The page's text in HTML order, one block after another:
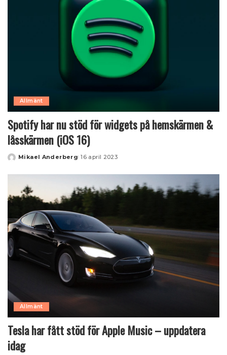
Allmänt
Spotify har nu stöd för widgets på hemskärmen &
låsskärmen (iOS 16)
Posted
Mikael Anderberg 16 april 2023
Allmänt
Tesla har fått stöd för Apple Music – uppdatera
idag